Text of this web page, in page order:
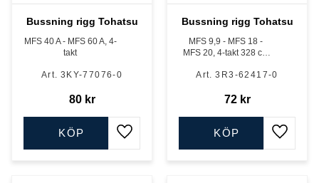
Bussning rigg Tohatsu
MFS 40 A - MFS 60 A, 4-
takt
3KY-77076-0
80kr
Lägg till i favoriter
KÖP
Bussning rigg Tohatsu
MFS 9,9 - MFS 18 -
MFS 20, 4-takt 328 cc,
3R3-62417-0
72kr
Lägg
KÖP